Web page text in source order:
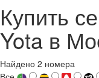
Купить
Yota в
Найдено 2 номера